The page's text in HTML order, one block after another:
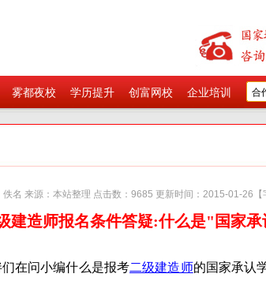
雾都夜校 学历提升 创富网校 企业培训 合
佚名 来源：本站整理 点击数：9685 更新时间：2015-01-26【
建造师报名条件答疑:什么是"国家
在问小编什么是报考二级建造师的国家承认